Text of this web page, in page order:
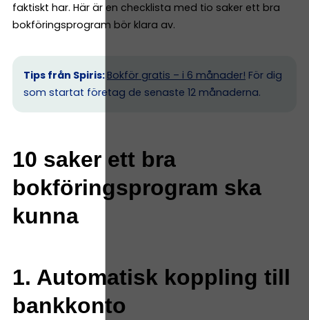
faktiskt har. Här är en checklista med tio saker ett bra
bokföringsprogram bör klara av.
Tips från Spiris: Bokför gratis – i 6 månader! För dig
som startat företag de senaste 12 månaderna.
10 saker ett bra
bokföringsprogram ska
kunna
1. Automatisk koppling till
bankkonto